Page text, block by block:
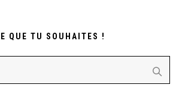
QUE TU SOUHAITES !